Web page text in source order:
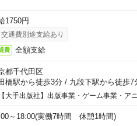
1750円
交通費別途支給あり
費 全額支給
都千代田区
橋駅から徒歩3分/ 九段下駅から徒歩7
【大手出版社】出版事業・ゲーム事業・ア
～18:00(実働7時間 休憩1時間)